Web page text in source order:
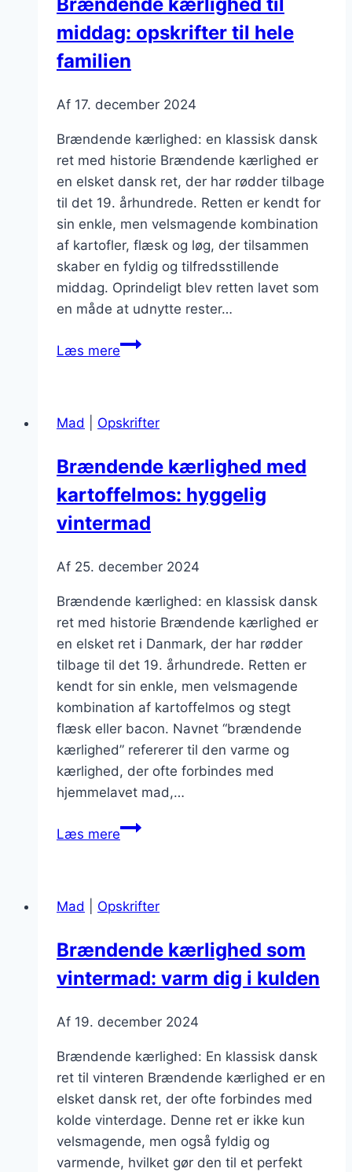
alle
dage
Brændende kærlighed til
middag: opskrifter til hele
familien
Af 17. december 2024
Brændende kærlighed: en klassisk dansk
ret med historie Brændende kærlighed er
en elsket dansk ret, der har rødder tilbage
til det 19. århundrede. Retten er kendt for
sin enkle, men velsmagende kombination
af kartofler, flæsk og løg, der tilsammen
skaber en fyldig og tilfredsstillende
middag. Oprindeligt blev retten lavet som
en måde at udnytte rester…
Læs mereBrændende
opskrifter
hele
familien
Mad Opskrifter
Brændende kærlighed med
kartoffelmos: hyggelig
vintermad
Af 25. december 2024
Brændende kærlighed: en klassisk dansk
ret med historie Brændende kærlighed er
en elsket ret i Danmark, der har rødder
tilbage til det 19. århundrede. Retten er
kendt for sin enkle, men velsmagende
kombination af kartoffelmos og stegt
flæsk eller bacon. Navnet “brændende
kærlighed” refererer til den varme og
kærlighed, der ofte forbindes med
hjemmelavet mad,…
Læs mereBrændende
hyggelig
Mad Opskrifter
Brændende kærlighed som
vintermad: varm dig i kulden
Af 19. december 2024
Brændende kærlighed: En klassisk dansk
ret til vinteren Brændende kærlighed er en
elsket dansk ret, der ofte forbindes med
kolde vinterdage. Denne ret er ikke kun
velsmagende, men også fyldig og
varmende, hvilket gør den til et perfekt